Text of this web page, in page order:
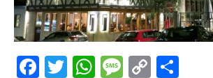
F T W M C